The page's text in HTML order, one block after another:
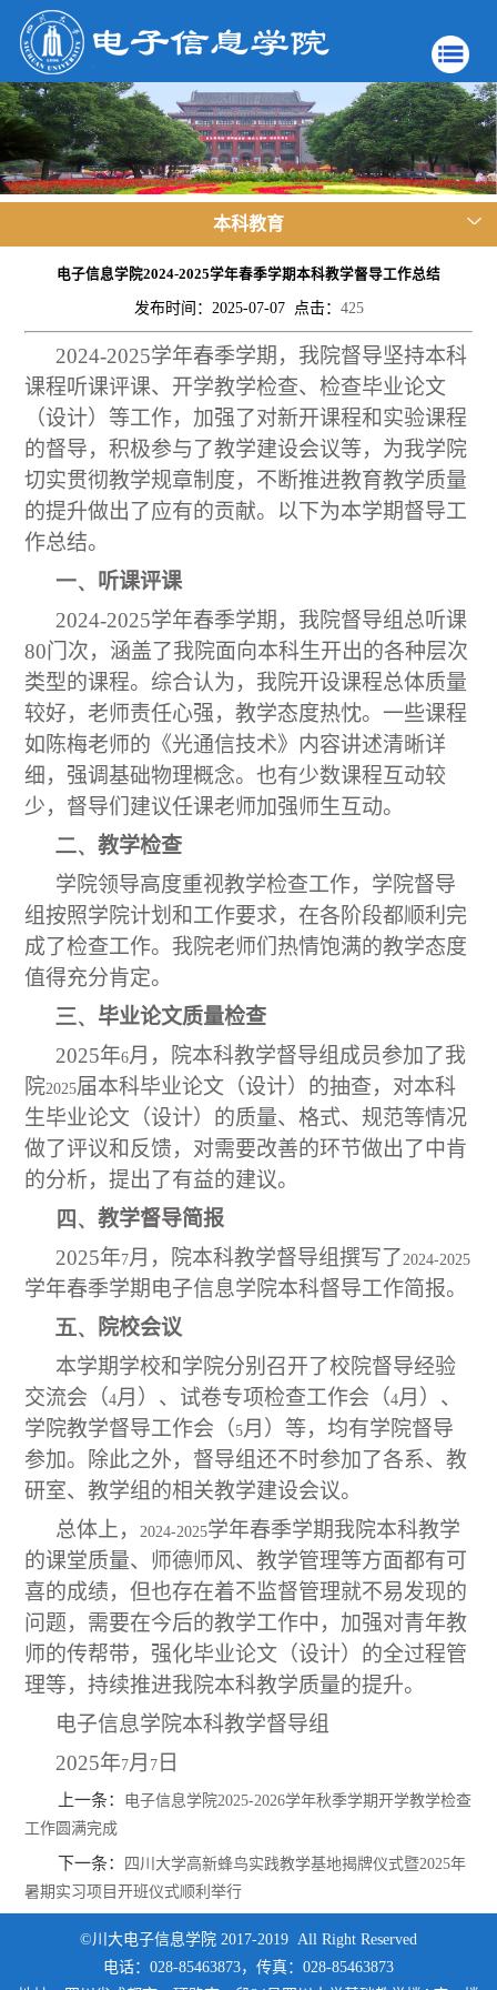
本科教育
电子信息学院2024-2025学年春季学期本科教学督导工作总结
发布时间：2025-07-07 点击： 425
2024-2025学年春季学期，我院督导坚持本科
课程听课评课、开学教学检查、检查毕业论文
（设计）等工作，加强了对新开课程和实验课程
的督导，积极参与了教学建设会议等，为我学院
切实贯彻教学规章制度，不断推进教育教学质量
的提升做出了应有的贡献。以下为本学期督导工
作总结。
一、 听课评课
2024-2025学年春季学期，我院督导组总听课
80门次，涵盖了我院面向本科生开出的各种层次
类型的课程。综合认为，我院开设课程总体质量
较好，老师责任心强，教学态度热忱。一些课程
如陈梅老师的《光通信技术》内容讲述清晰详
细，强调基础物理概念。也有少数课程互动较
少，督导们建议任课老师加强师生互动。
二、教学检查
学院领导高度重视教学检查工作，学院督导
组按照学院计划和工作要求，在各阶段都顺利完
成了检查工作。我院老师们热情饱满的教学态度
值得充分肯定。
三、 毕业论文质量检查
2025年6月，院本科教学督导组成员参加了我
院2025届本科毕业论文（设计）的抽查，对本科
生毕业论文（设计）的质量、格式、规范等情况
做了评议和反馈，对需要改善的环节做出了中肯
的分析，提出了有益的建议。
四、教学督导简报
2025年7月，院本科教学督导组撰写了2024-2025
学年春季学期电子信息学院本科督导工作简报。
五、
院校会议
本学期学校和学院分别召开了校院督导经验
交流会（4月）、试卷专项检查工作会（4月）、
学院教学督导工作会（5月）等，均有学院督导
参加。除此之外，督导组还不时参加了各系、教
研室、教学组的相关教学建设会议。
总体上，
2024-2025学年春季学期我院本科教学
的课堂质量、师德师风、教学管理等方面都有可
喜的成绩，但也存在着不监督管理就不易发现的
问题，需要在今后的教学工作中，加强对青年教
师的传帮带，强化毕业论文（设计）的全过程管
理等，持续推进我院本科教学质量的提升。
电子信息学院本科教学督导组
2025年7月 7 日
上一条： 电子信息学院2025-2026学年秋季学期开学教学检查
工作圆满完成
下一条：
四川大学高新蜂鸟实践教学基地揭牌仪式暨2025年
暑期实习项目开班仪式顺利举行
©川大电子信息学院 2017-2019 All Right Reserved
电话：028-85463873，传真：028-85463873